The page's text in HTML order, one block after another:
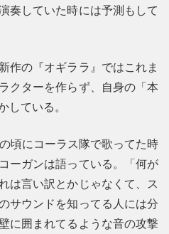
奏していた時には予測もして
作の『オギララ』ではこれま
クターを作らず、自身の「本
ている。
頃にコーラス隊で歌ってた時
ーガンは語っている。「何が
は言い訳とかじゃなくて、ス
サウンドを知ってる人には分
に囲まれてるような音の攻撃